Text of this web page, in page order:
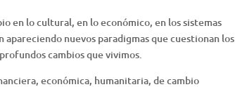
en lo cultural, en lo económico, en los sistemas
nuevos paradigmas que cuestionan los
cambios que vivimos.
económica, humanitaria, de cambio